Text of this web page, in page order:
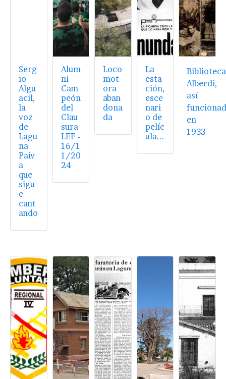
Serg
io
Algu
acil,
la
voz
de
Lagu
na
Paiv
a
que
sigu
e
cant
ando
Alum
ni
Cam
peón
del
Clau
sura
LEF -
16/1
1/20
24
Loco
mot
ora
aban
dona
da
La
esta
ción,
esce
nari
o de
pelíc
ula...
Biblioteca
Alberdi,
así
en
1933